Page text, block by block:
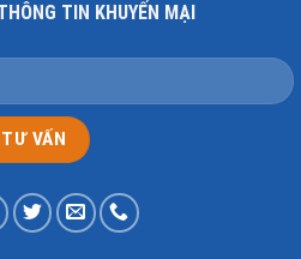
TIN KHUYẾN MẠI